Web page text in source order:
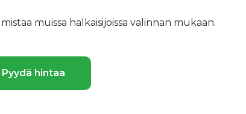
muissa halkaisijoissa valinnan mukaan.
Pyydä hintaa